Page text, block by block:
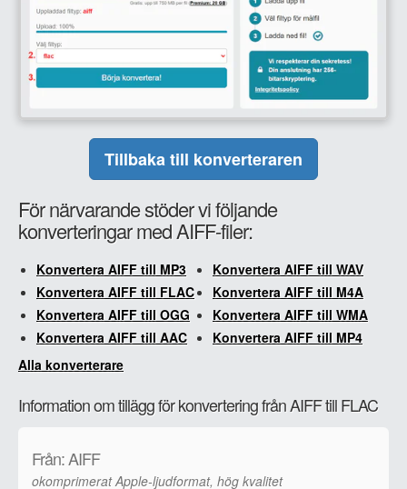
Tillbaka till konverteraren
För närvarande stöder vi följande
konverteringar med AIFF-filer:
Konvertera AIFF till MP3
Konvertera AIFF till WAV
Konvertera AIFF till FLAC
Konvertera AIFF till M4A
Konvertera AIFF till OGG
Konvertera AIFF till WMA
Konvertera AIFF till AAC
Konvertera AIFF till MP4
Alla konverterare
Information om tillägg för konvertering från AIFF till FLAC
Från: AIFF
okomprimerat Apple-ljudformat, hög kvalitet